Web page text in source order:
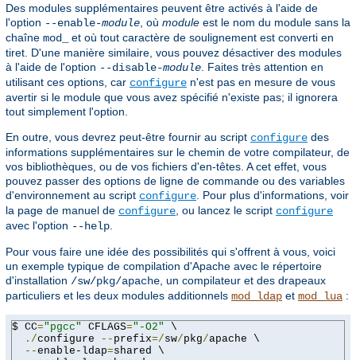
Des modules supplémentaires peuvent être activés à l'aide de
l'option --enable-module , où module est le nom du module sans la
chaîne mod_
et où tout caractère de soulignement est converti en
tiret. D'une manière similaire, vous pouvez désactiver des modules
à l'aide de l'option --disable-module . Faites très attention en
utilisant ces options, car configure n'est pas en mesure de vous
avertir si le module que vous avez spécifié n'existe pas; il ignorera
tout simplement l'option.
En outre, vous devrez peut-être fournir au script configure des
informations supplémentaires sur le chemin de votre compilateur, de
vos bibliothèques, ou de vos fichiers d'en-têtes. A cet effet, vous
pouvez passer des options de ligne de commande ou des variables
d'environnement au script configure . Pour plus d'informations, voir
la page de manuel de configure , ou lancez le script configure
avec l'option --help
Pour vous faire une idée des possibilités qui s'offrent à vous, voici
un exemple typique de compilation d'Apache avec le répertoire
d'installation /sw/pkg/apache , un compilateur et des drapeaux
particuliers et les deux modules additionnels mod_ldap et mod_lua :
$ CC="pgcc" CFLAGS="-O2"
\
./configure -- prefix=/sw/pkg/apache \
--enable-ldap=shared \